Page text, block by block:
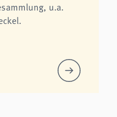
u.a.